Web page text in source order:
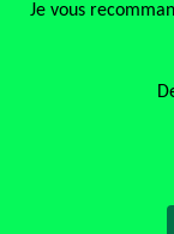
cette
De Elagueur